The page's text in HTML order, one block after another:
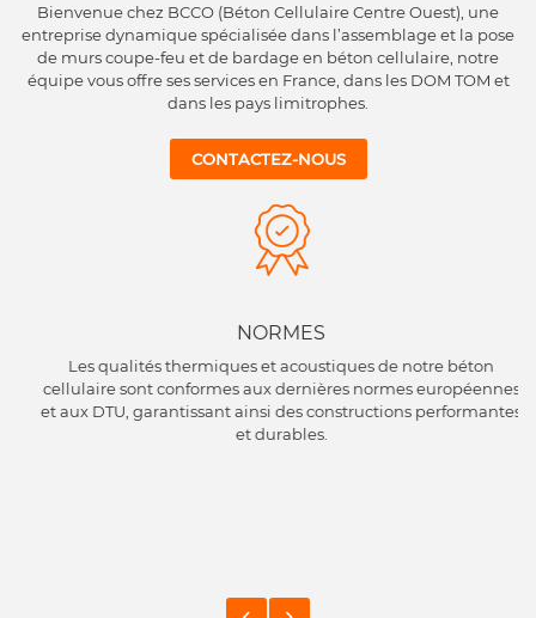
Bienvenue chez BCCO (Béton Cellulaire Centre Ouest), une
entreprise dynamique spécialisée dans l’assemblage et la pose
de murs coupe-feu et de bardage en béton cellulaire, notre
équipe vous offre ses services en France, dans les DOM TOM et
dans les pays limitrophes.
CONTACTEZ-NOUS
NORMES
Les qualités thermiques et acoustiques de notre béton
cellulaire sont conformes aux dernières normes européennes
et aux DTU, garantissant ainsi des constructions performantes
et durables.